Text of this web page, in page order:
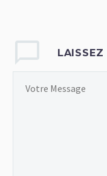
LAISSEZ